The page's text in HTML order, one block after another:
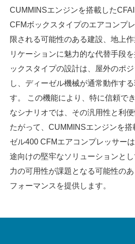
CUMMINSエンジンを搭載した
CFMボックスタイプのエアコンプ
限される可能性のある建設、地上
リケーションに魅力的な代替手段
ックスタイプの設計は、屋外のポ
し、ディーゼル機械が通常動作す
す。 この機能により、特に信頼で
なシナリオでは、その汎用性と利
たがって、CUMMINSエンジンを
ゼル400 CFMエアコンプレッサー
途向けの堅牢なソリューションと
力の可用性が課題となる可能性の
フォーマンスを提供します。